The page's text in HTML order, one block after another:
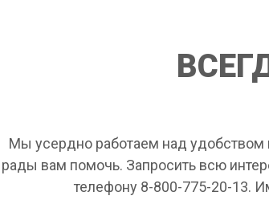
Мы усердно работаем над
рады вам помочь. Запросить всю
телефону 8-800-775-20-13.